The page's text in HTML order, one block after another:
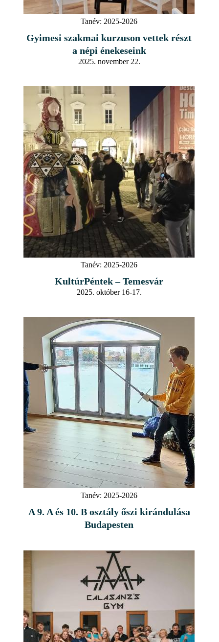
Tanév: 2025-2026
Gyimesi szakmai kurzuson vettek részt
a népi énekeseink
2025. november 22.
Tanév: 2025-2026
KultúrPéntek – Temesvár
2025. október 16-17.
Tanév: 2025-2026
A 9. A és 10. B osztály őszi kirándulása
Budapesten